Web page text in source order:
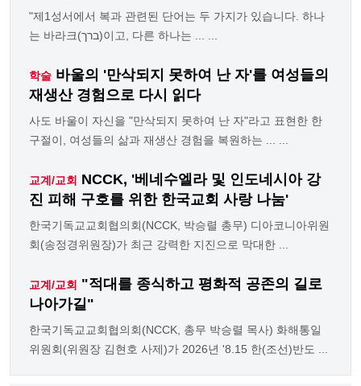
"제1성서에서 복과 관련된 단어는 두 가지가 있습니다. 하나
는 바라크(ברך)이고, 다른 하나는 ... ...
학술 바울의 '만삭되지 못하여 난 자'를 여성들의
재생산 경험으로 다시 읽다
사도 바울이 자신을 "만삭되지 못하여 난 자"라고 표현한 한
구절이, 여성들의 삶과 재생산 경험을 복원하는 ... ...
교계/교회 NCCK, '베네수엘라 및 인도네시아 강
진 피해 구호를 위한 한국교회 사랑 나눔'
한국기독교교회협의회(NCCK, 박승렬 총무) 디아코니아위원
회(송정경위원장)가 최근 강력한 지진으로 막대한 ...
교계/교회 "적대를 종식하고 평화적 공존의 길로
나아가길"
한국기독교교회협의회(NCCK, 총무 박승렬 목사) 화해통일
위원회(위원장 김현호 사제)가 2026년 '8.15 한(조선)반도 ...